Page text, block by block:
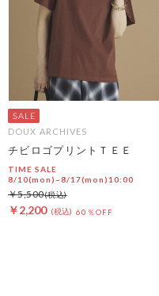
DOUX ARCHIVES
チビロゴプリントＴＥＥ
TIME SALE
8/10(mon)~8/17(mon)10:00
￥2,200 60％OFF
￥5,500